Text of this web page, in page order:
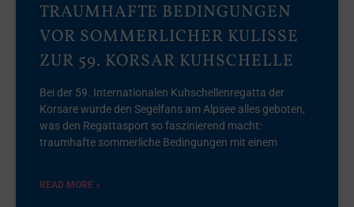
TRAUMHAFTE BEDINGUNGEN
VOR SOMMERLICHER KULISSE
ZUR 59. KORSAR KUHSCHELLE
Bei der 59. Internationalen Kuhschellenregatta der
Korsare wurde den Segelfans am Alpsee alles geboten,
was den Regattasport so faszinierend macht:
traumhafte sommerliche Bedingungen mit einem
READ MORE »